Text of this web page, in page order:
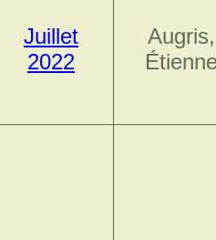
Juillet
2022
Augris,